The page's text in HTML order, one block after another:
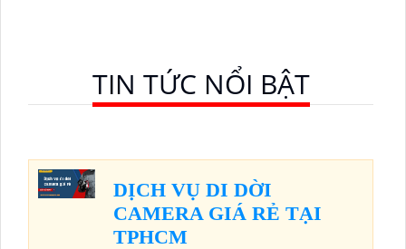
TIN TỨC NỔI BẬT
DỊCH VỤ DI DỜI
CAMERA GIÁ RẺ TẠI
TPHCM